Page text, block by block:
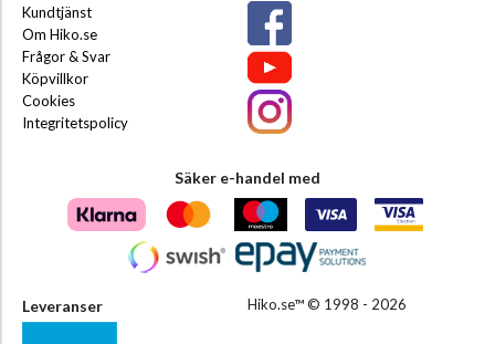
Kundtjänst
Om Hiko.se
Frågor & Svar
Köpvillkor
Cookies
Integritetspolicy
Säker e-handel med
Leveranser Hiko.se™ © 1998 - 2026